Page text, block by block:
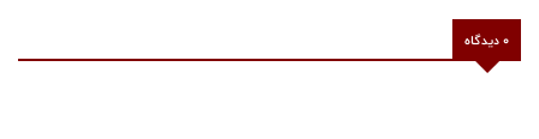
0 دیدگاه